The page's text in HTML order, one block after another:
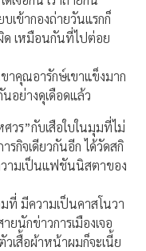
เข้ากองถ่ายวันแรกก็
เหมือนกันที่ไปต่อย
าคุณอารักษ์เขาแข็งมาก
อย่างดุเดือดแล้ว
วร”กับเสือใบในมุมที่ไม่
รกิจเดียวกันอีก ได้วัดสกิ
ามเป็นแฟชันนิสตาของ
มที่ มีความเป็นคาสโนวา
ยนักข่าวการเมืองเจอ
เสื้อผ้าหน้าผมก็จะเนี้ย